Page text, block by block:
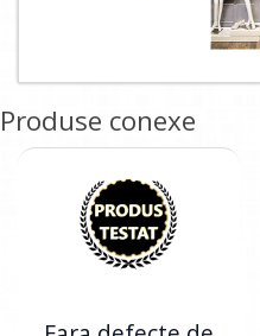
Produse conexe